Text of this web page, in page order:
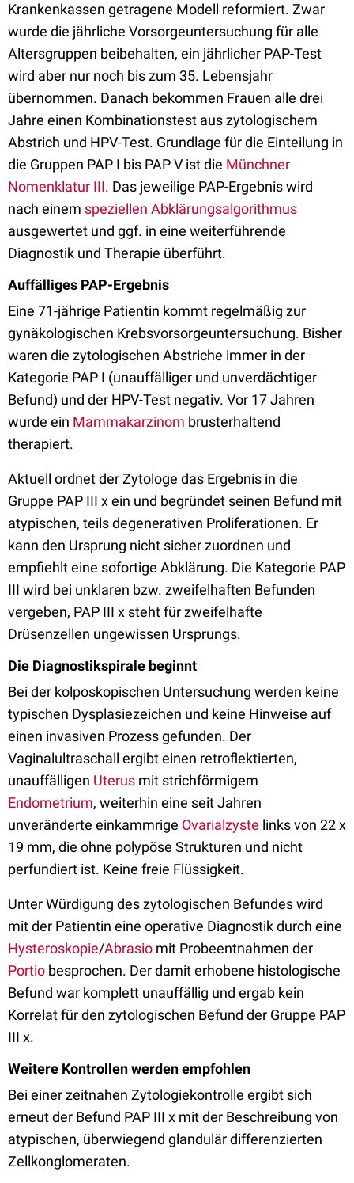
Krankenkassen getragene Modell reformiert. Zwar
wurde die jährliche Vorsorgeuntersuchung für alle
Altersgruppen beibehalten, ein jährlicher PAP-Test
wird aber nur noch bis zum 35. Lebensjahr
übernommen. Danach bekommen Frauen alle drei
Jahre einen Kombinationstest aus zytologischem
Abstrich und HPV-Test. Grundlage für die Einteilung in
die Gruppen PAP I bis PAP V ist die Münchner
Nomenklatur III. Das jeweilige PAP-Ergebnis wird
nach einem speziellen Abklärungsalgorithmus
ausgewertet und ggf. in eine weiterführende
Diagnostik und Therapie überführt.
Auffälliges PAP-Ergebnis
Eine 71-jährige Patientin kommt regelmäßig zur
gynäkologischen Krebsvorsorgeuntersuchung. Bisher
waren die zytologischen Abstriche immer in der
Kategorie PAP I (unauffälliger und unverdächtiger
Befund) und der HPV-Test negativ. Vor 17 Jahren
wurde ein Mammakarzinom brusterhaltend
therapiert.
Aktuell ordnet der Zytologe das Ergebnis in die
Gruppe PAP III x ein und begründet seinen Befund mit
atypischen, teils degenerativen Proliferationen. Er
kann den Ursprung nicht sicher zuordnen und
empfiehlt eine sofortige Abklärung. Die Kategorie PAP
III wird bei unklaren bzw. zweifelhaften Befunden
vergeben, PAP III x steht für zweifelhafte
Drüsenzellen ungewissen Ursprungs.
Die Diagnostikspirale beginnt
Bei der kolposkopischen Untersuchung werden keine
typischen Dysplasiezeichen und keine Hinweise auf
einen invasiven Prozess gefunden. Der
Vaginalultraschall ergibt einen retroflektierten,
unauffälligen Uterus mit strichförmigem
Endometrium, weiterhin eine seit Jahren
unveränderte einkammrige Ovarialzyste links von 22 x
19 mm, die ohne polypöse Strukturen und nicht
perfundiert ist. Keine freie Flüssigkeit.
Unter Würdigung des zytologischen Befundes wird
mit der Patientin eine operative Diagnostik durch eine
Hysteroskopie/Abrasio mit Probeentnahmen der
Portio besprochen. Der damit erhobene histologische
Befund war komplett unauffällig und ergab kein
Korrelat für den zytologischen Befund der Gruppe PAP
III x.
Weitere Kontrollen werden empfohlen
Bei einer zeitnahen Zytologiekontrolle ergibt sich
erneut der Befund PAP III x mit der Beschreibung von
atypischen, überwiegend glandulär differenzierten
Zellkonglomeraten.